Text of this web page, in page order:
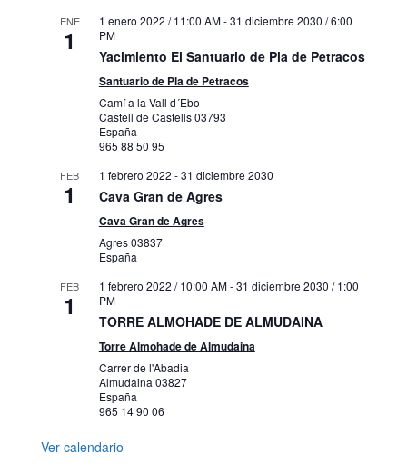
ENE
1
1 enero 2022 / 11:00 AM-31 diciembre 2030 / 6:00
PM
Yacimiento El Santuario de Pla de Petracos
Santuario de Pla de Petracos
Camí a la Vall d´Ebo
Castell de Castells03793
España
965 88 50 95
FEB
1
1 febrero 2022 -31 diciembre 2030
Cava Gran de Agres
Cava Gran de Agres
Agres03837
España
FEB
1
1 febrero 2022 / 10:00 AM-31 diciembre 2030 / 1:00
PM
TORRE ALMOHADE DE ALMUDAINA
Torre Almohade de Almudaina
Carrer de l'Abadia
Almudaina 03827
España
965 14 90 06
Ver calendario